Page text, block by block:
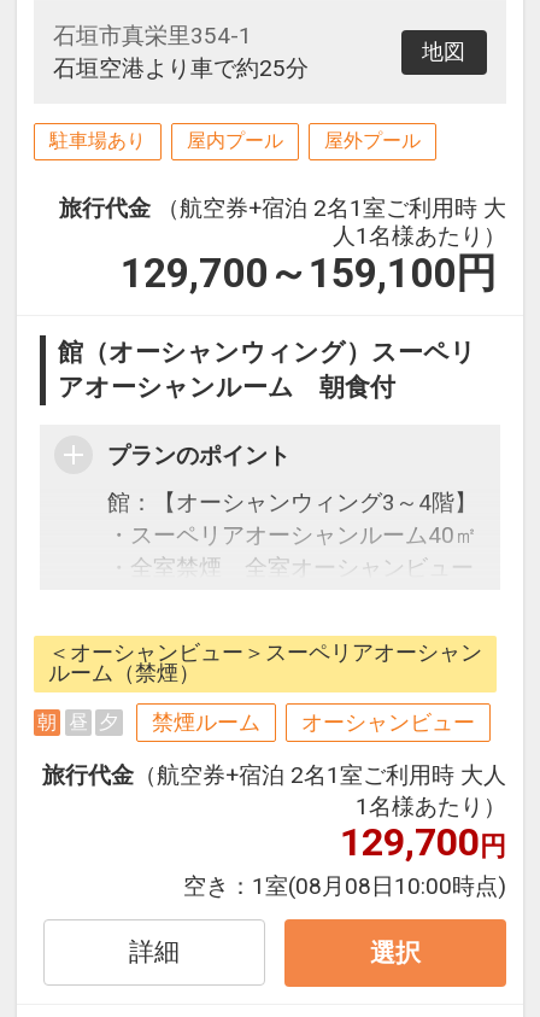
石垣市真栄里354-1
石垣空港より車で約25分
地図
駐車場あり 屋内プール 屋外プール
旅行代金
（航空券+宿泊 2名1室ご利用時 大
人1名様あたり）
129,700～159,100 円
館（オーシャンウィング）スーペリ
アオーシャンルーム 朝食付
プランのポイント
館：【オーシャンウィング3～4階】
・スーペリアオーシャンルーム40㎡
・全室禁煙 全室オーシャンビュー
＜おすすめポイント＞
1、滞在中サンライズプール・イン
ドアプールご利用OK
2、ホテル前マエサトビーチ・サン
ライズプールにてパラソル＆チェ
ア・タオル貸出OK（数量限定）
3、ビーチでの砂遊びセ専用ット、
室内プール専用子供用浮き輪貸出OK
＜オーシャンビュー＞スーペリアオーシャン
ルーム（禁煙）
朝 昼 夕 禁煙ルーム オーシャンビュー
旅行代金 （航空券+宿泊 2名1室ご利用時 大人
1名様あたり）
129,700円
空き： 1室(08月08日10:00時点)
詳細 選択